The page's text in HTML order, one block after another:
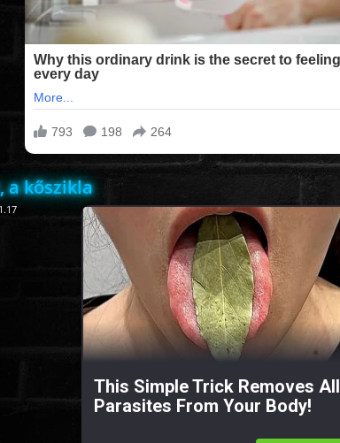
a kőszikla
This Simple Trick Removes All
Parasites From Your Body!